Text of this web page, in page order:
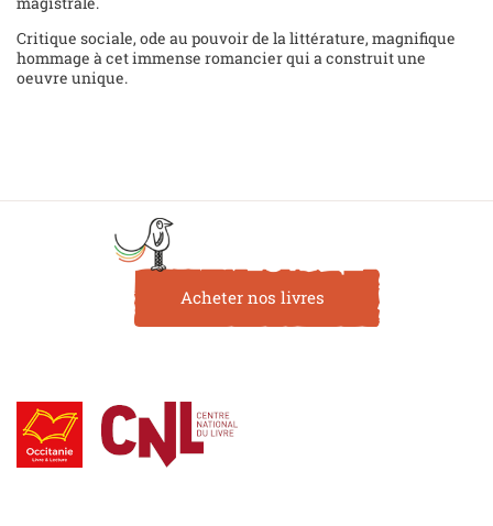
Critique sociale, ode au pouvoir de la littérature, magnifique
hommage à cet immense romancier qui a construit une
oeuvre unique.
Acheter nos livres